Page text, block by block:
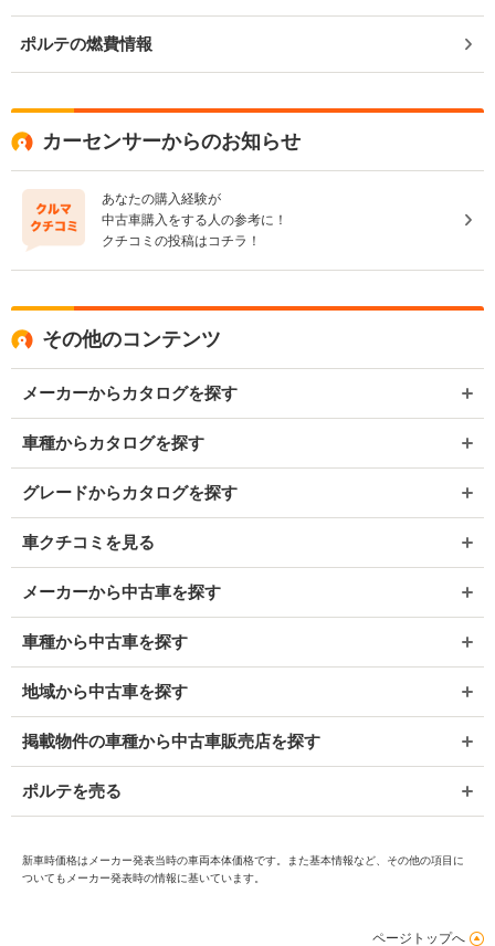
ポルテの燃費情報
カーセンサーからのお知らせ
あなたの購入経験が
中古車購入をする人の参考に！
クチコミの投稿はコチラ！
その他のコンテンツ
メーカーからカタログを探す
車種からカタログを探す
グレードからカタログを探す
車クチコミを見る
メーカーから中古車を探す
車種から中古車を探す
地域から中古車を探す
掲載物件の車種から中古車販売店を探す
ポルテを売る
新車時価格はメーカー発表当時の車両本体価格です。また基本情報など、その他の項目に
ついてもメーカー発表時の情報に基いています。
ページトップへ